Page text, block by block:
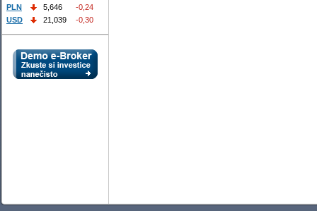
PLN
5,646
-0,24
USD
21,039 -0,30